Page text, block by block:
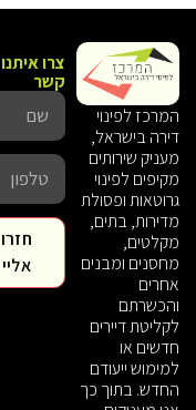
המרכז לפינוי
דירה בישראל,
מעניק שירותים
מקיפים לפינוי
גרוטאות ופסולת
מדירות, בתים,
מקלטים,
מחסנים ומבנים
אחרים
והכשרתם
לקליטת דיירים
חדשים או
למימוש ייעודם
החדש. בתוך כך
צרו איתנו
קשר
חזרו
אליי